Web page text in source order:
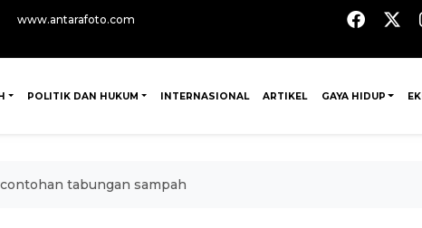
www.antarafoto.com
POLITIK DAN HUKUM INTERNASIONAL ARTIKEL GAYA HIDUP
tabungan sampah